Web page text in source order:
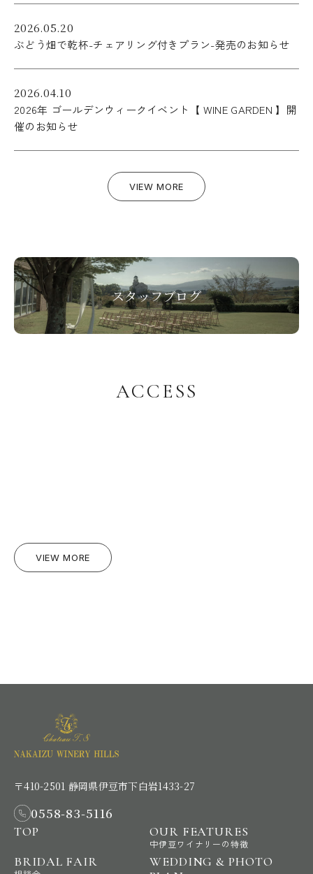
2026.05.20
ぶどう畑で乾杯-チェアリング付きプラン-発売のお知らせ
2026.04.10
2026年 ゴールデンウィークイベント【 WINE GARDEN 】開
催のお知らせ
VIEW MORE
スタッフブログ
ACCESS
VIEW MORE
〒410-2501 静岡県伊豆市下白岩1433-27
0558-83-5116
TOP OUR FEATURES
中伊豆ワイナリーの特徴
BRIDAL FAIR
WEDDING & PHOTO